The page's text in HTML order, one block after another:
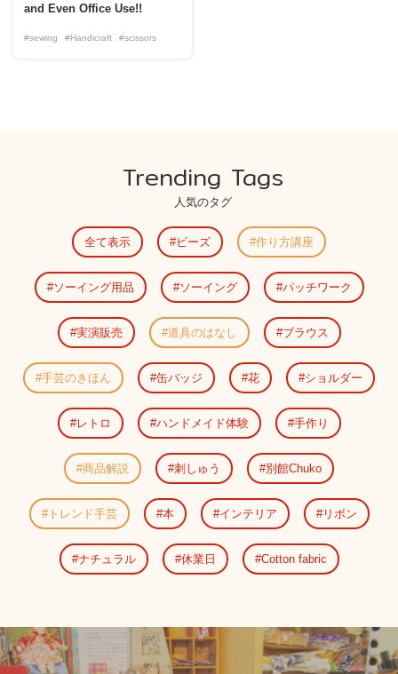
and Even Office Use!!
#sewing #Handicraft #scissors
Trending Tags
人気のタグ
全て表示 ビーズ 作り方講座
ソーイング用品 ソーイング パッチワーク
実演販売 道具のはなし ブラウス
手芸のきほん 缶バッジ 花 ショルダー
レトロ ハンドメイド体験 手作り
商品解説 刺しゅう 別館Chuko
トレンド手芸 本 インテリア リボン
ナチュラル 休業日 Cotton fabric